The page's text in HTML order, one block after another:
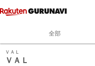
全部
ＶＡＬ
ＶＡＬ